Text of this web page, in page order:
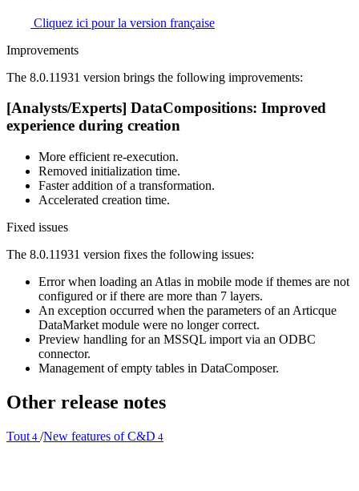
Cliquez ici pour la version française
Improvements
The 8.0.11931 version brings the following improvements:
[Analysts/Experts] DataCompositions: Improved
experience during creation
More efficient re-execution.
Removed initialization time.
Faster addition of a transformation.
Accelerated creation time.
Fixed issues
The 8.0.11931 version fixes the following issues:
Error when loading an Atlas in mobile mode if themes are not
configured or if there are more than 7 layers.
An exception occurred when the parameters of an Articque
DataMarket module were no longer correct.
Preview handling for an MSSQL import via an ODBC
connector.
Management of empty tables in DataComposer.
Other release notes
Tout 4 /New features of C&D 4